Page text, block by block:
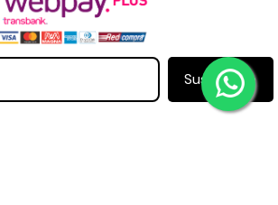
Suscribirse